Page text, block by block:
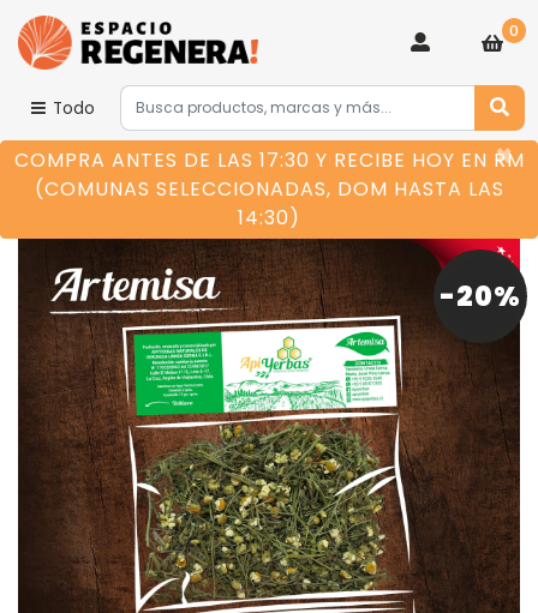
Todo
0
COMPRA ANTES DE LAS 17:30 Y RECIBE HOY EN RM
(COMUNAS SELECCIONADAS, DOM HASTA LAS
14:30)
×
-20%